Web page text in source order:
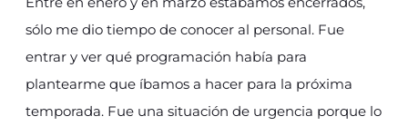
sólo me dio tiempo de conocer al personal. Fue
entrar y ver qué programación había para
plantearme que íbamos a hacer para la próxima
temporada. Fue una situación de urgencia porque lo